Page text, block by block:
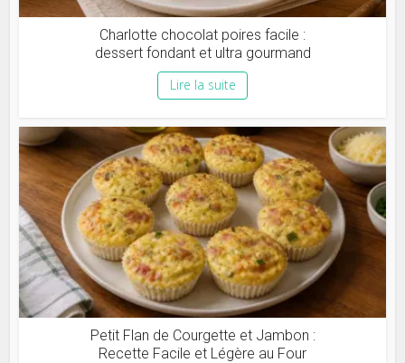
Charlotte chocolat poires facile :
dessert fondant et ultra gourmand
Lire la suite
Petit Flan de Courgette et Jambon :
Recette Facile et Légère au Four